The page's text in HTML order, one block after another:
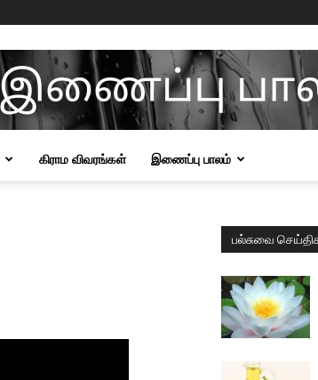
கிராம விவரங்கள் இணைப்பு பாலம்
பல்சுவை